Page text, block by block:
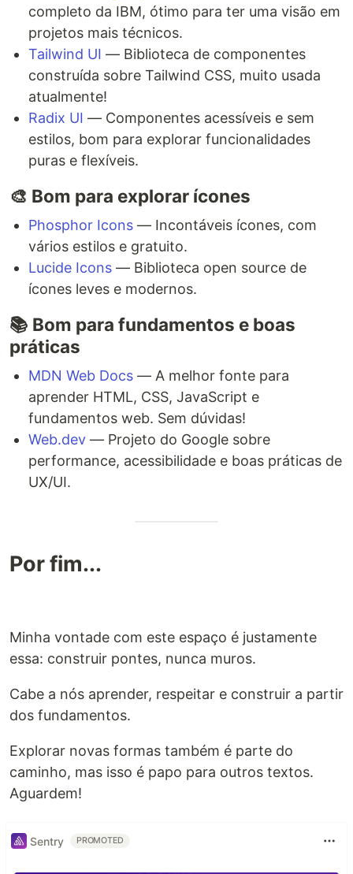
completo da IBM, ótimo para ter uma visão em
projetos mais técnicos.
Tailwind UI — Biblioteca de componentes
construída sobre Tailwind CSS, muito usada
atualmente!
Radix UI — Componentes acessíveis e sem
estilos, bom para explorar funcionalidades
puras e flexíveis.
🎨 Bom para explorar ícones
Phosphor Icons — Incontáveis ícones, com
vários estilos e gratuito.
Lucide Icons — Biblioteca open source de
ícones leves e modernos.
📚 Bom para fundamentos e boas
práticas
MDN Web Docs — A melhor fonte para
aprender HTML, CSS, JavaScript e
fundamentos web. Sem dúvidas!
Web.dev — Projeto do Google sobre
performance, acessibilidade e boas práticas de
UX/UI.
Por fim...
Minha vontade com este espaço é justamente
essa: construir pontes, nunca muros.
Cabe a nós aprender, respeitar e construir a partir
dos fundamentos.
Explorar novas formas também é parte do
caminho, mas isso é papo para outros textos.
Aguardem!
Sentry PROMOTED